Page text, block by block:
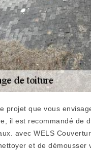
projet que vous
il est recommandé de
avec WELS
et de démousser